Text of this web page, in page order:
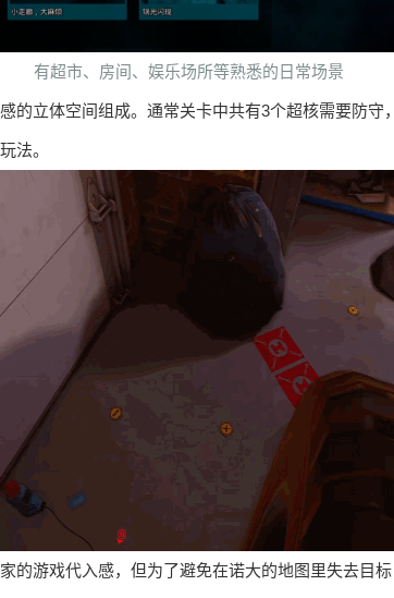
有超市、房间、娱乐场所等熟悉的日常场景
的立体空间组成。通常关卡中共有3个超核需要防守
法。
的游戏代入感，但为了避免在诺大的地图里失去目